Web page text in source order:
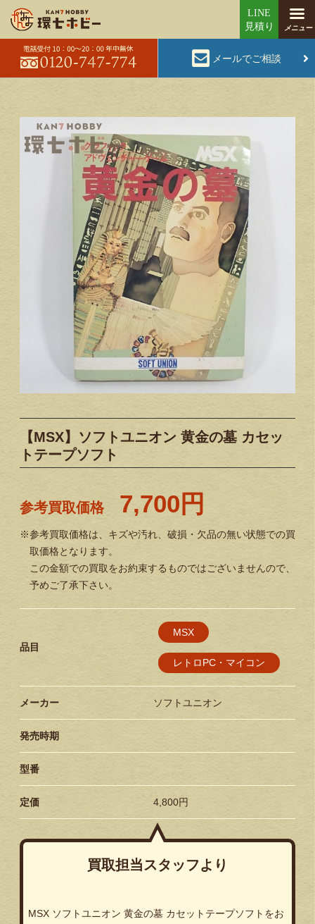
メールでご相談
【MSX】ソフトユニオン 黄金の墓 カセッ
トテープソフト
参考買取価格 7,700円
※参考買取価格は、キズや汚れ、破損・欠品の無い状態での買
取価格となります。
この金額での買取をお約束するものではございませんので、
予めご了承下さい。
品目
MSX
レトロPC・マイコン
メーカー ソフトユニオン
発売時期
型番
定価 4,800円
買取担当スタッフより
MSX ソフトユニオン 黄金の墓 カセットテープソフトをお